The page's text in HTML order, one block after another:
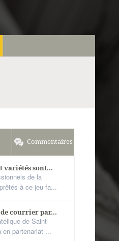
Commentaires
variétés sont...
de la
à ce jeu fa...
courrier par...
de Saint-
en partenariat ...